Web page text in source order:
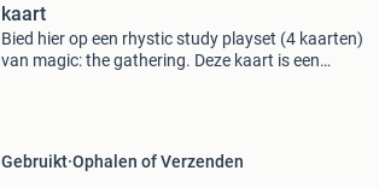
kaart
Bied hier op een rhystic study playset (4 kaarten)
van magic: the gathering. Deze kaart is een
Gebruikt Ophalen of Verzenden